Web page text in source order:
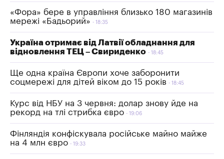
«Фора» бере в управління близько 180 магазинів
мережі «Бадьорий»
18:35
Україна отримає від Латвії обладнання для
відновлення ТЕЦ – Свириденко
18:45
Ще одна країна Європи хоче заборонити
соцмережі для дітей віком до 15 років
18:45
Курс від НБУ на 3 червня: долар знову йде на
рекорд на тлі стрибка євро
19:06
Фінляндія конфіскувала російське майно майже
на 4 млн євро
19:33